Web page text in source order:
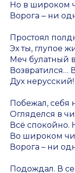
Но в широком
Ворога ‒ ни
Простоял
Эх ты, глупое
Меч булатный
Возвратился…
Дух нерусский!
Побежал, себя
Огляделся в
Всё спокойно.
Во широком
Ворога – ни
Подождал. В